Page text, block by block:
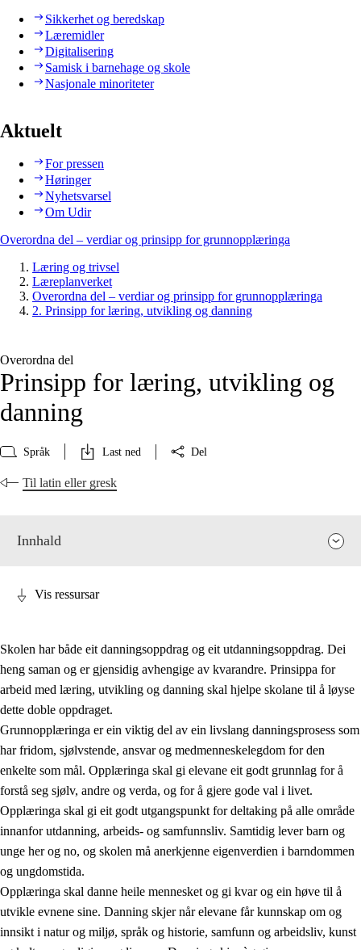
Sikkerhet og beredskap
Læremidler
Digitalisering
Samisk i barnehage og skole
Nasjonale minoriteter
Aktuelt
For pressen
Høringer
Nyhetsvarsel
Om Udir
Overordna del – verdiar og prinsipp for grunnopplæringa
Læring og trivsel
Læreplanverket
Overordna del – verdiar og prinsipp for grunnopplæringa
2. Prinsipp for læring, utvikling og danning
Overordna del
Prinsipp for læring, utvikling og
danning
Språk Last ned Del
Til latin eller gresk
Innhald
2. Prinsipp for læring, utvikling og danning
2.1 Sosial læring og utvikling
2.2 Kompetanse i faga
2.3 Grunnleggjande ferdigheiter
2.4 Å lære å lære
Vis ressursar
Skolen har både eit danningsoppdrag og eit utdanningsoppdrag. Dei
heng saman og er gjensidig avhengige av kvarandre. Prinsippa for
arbeid med læring, utvikling og danning skal hjelpe skolane til å løyse
dette doble oppdraget.
Grunnopplæringa er ein viktig del av ein livslang danningsprosess som
har fridom, sjølvstende, ansvar og medmenneskelegdom for den
enkelte som mål. Opplæringa skal gi elevane eit godt grunnlag for å
forstå seg sjølv, andre og verda, og for å gjere gode val i livet.
Opplæringa skal gi eit godt utgangspunkt for deltaking på alle område
innanfor utdanning, arbeids- og samfunnsliv. Samtidig lever barn og
unge her og no, og skolen må anerkjenne eigenverdien i barndommen
og ungdomstida.
Opplæringa skal danne heile mennesket og gi kvar og ein høve til å
utvikle evnene sine. Danning skjer når elevane får kunnskap om og
innsikt i natur og miljø, språk og historie, samfunn og arbeidsliv, kunst